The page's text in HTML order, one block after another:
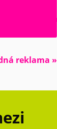
reklama »